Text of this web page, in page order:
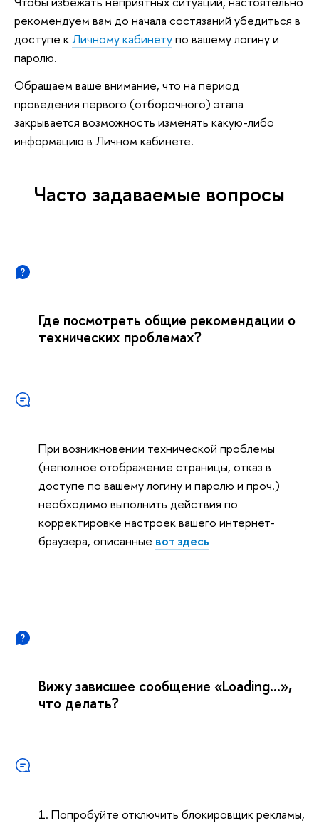
рекомендуем вам до начала состязаний убедиться в
доступе кЛичному кабинетупо вашему логину и
паролю.
Обращаем ваше внимание, что на период
проведения первого (отборочного) этапа
закрывается возможность изменять какую-либо
информацию в Личном кабинете.
Часто задаваемые вопросы
Где посмотреть общие рекомендации о
технических проблемах?
При возникновении технической проблемы
(неполное отображение страницы, отказ в
доступе по вашему логину и паролю и проч.)
необходимо выполнить действия по
корректировке настроек вашего интернет-
браузера, описанные вот здесь
Вижу зависшее сообщение «Loading...»,
что делать?
1. Попробуйте отключить блокировщик рекламы,